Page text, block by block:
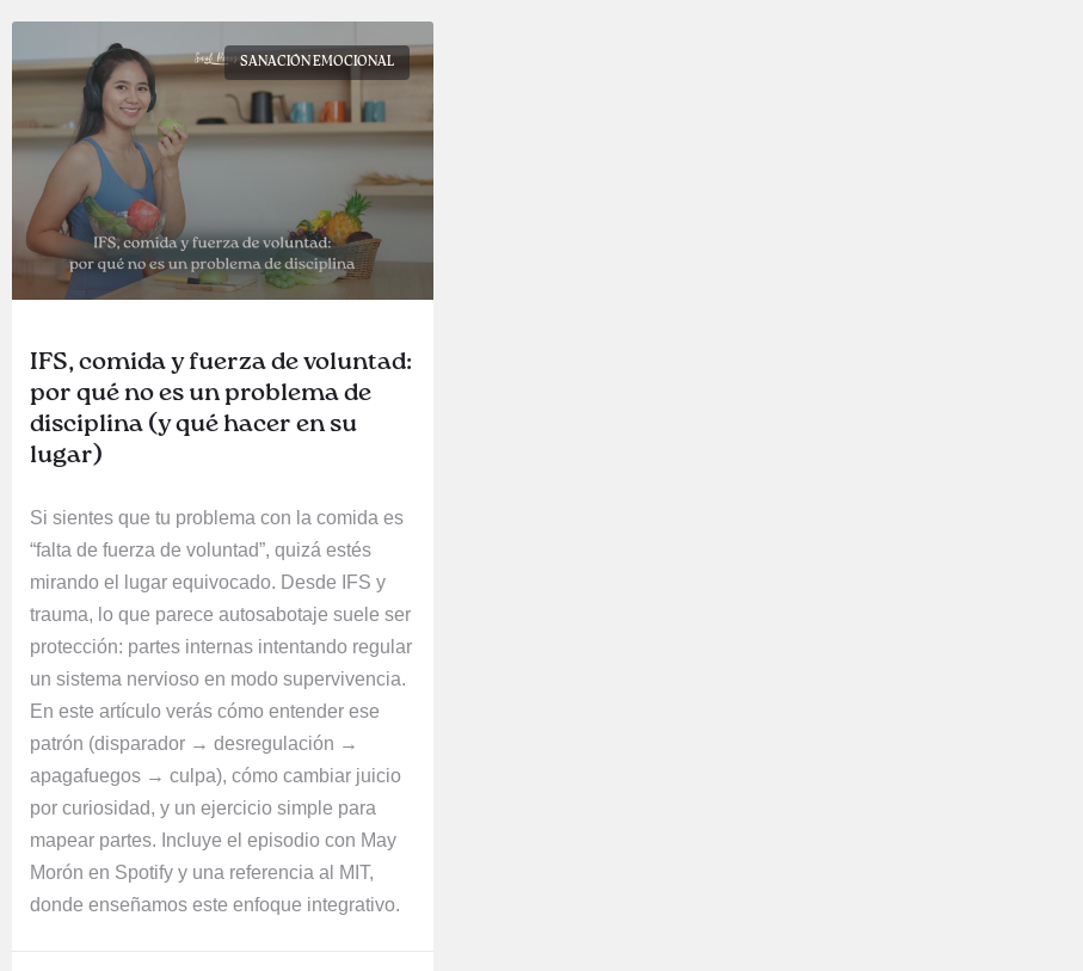
SANACIÓN EMOCIONAL
IFS, comida y fuerza de voluntad:
por qué no es un problema de
disciplina (y qué hacer en su
lugar)
Si sientes que tu problema con la comida es
“falta de fuerza de voluntad”, quizá estés
mirando el lugar equivocado. Desde IFS y
trauma, lo que parece autosabotaje suele ser
protección: partes internas intentando regular
un sistema nervioso en modo supervivencia.
En este artículo verás cómo entender ese
patrón (disparador → desregulación →
apagafuegos → culpa), cómo cambiar juicio
por curiosidad, y un ejercicio simple para
mapear partes. Incluye el episodio con May
Morón en Spotify y una referencia al MIT,
donde enseñamos este enfoque integrativo.